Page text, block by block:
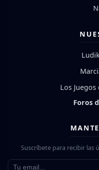
Los Juegos
Foros
Suscríbete para recibir las